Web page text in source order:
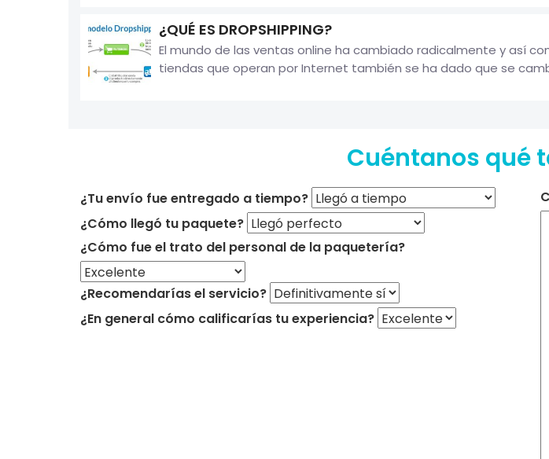
¿QUÉ ES DROPSHIPPING?
El mundo de las ventas online ha cambiado radicalmente y así
tiendas que operan por Internet también se ha dado que se
Cuéntanos qué
¿Tu envío fue entregado a tiempo?
¿Cómo llegó tu paquete?
¿Cómo fue el trato del personal de la paquetería?
¿Recomendarías el servicio?
¿En general cómo calificarías tu experiencia?